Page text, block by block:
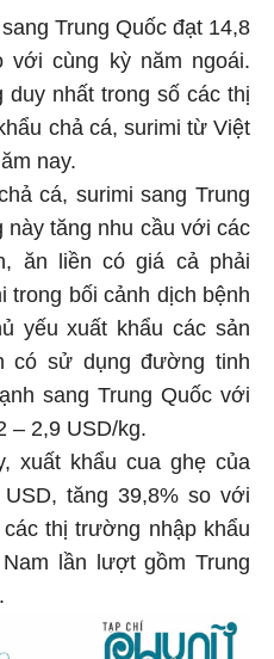
Trung Quốc đạt 14,8
với cùng kỳ năm ngoái.
nhất trong số các thị
chả cá, surimi từ Việt
nay.
cá, surimi sang Trung
tăng nhu cầu với các
ăn liền có giá cả phải
trong bối cảnh dịch bệnh
yếu xuất khẩu các sản
có sử dụng đường tinh
sang Trung Quốc với
– 2,9 USD/kg.
xuất khẩu cua ghẹ của
tăng 39,8% so với
thị trường nhập khẩu
lần lượt gồm Trung